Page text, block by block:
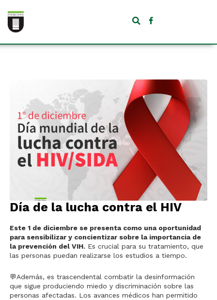
Día de la lucha contra el HIV
Este 1 de diciembre se presenta como una oportunidad
para sensibilizar y concientizar sobre la importancia de
la prevención del VIH. Es crucial para su tratamiento, que
las personas puedan realizarse los estudios a tiempo.
💬Además, es trascendental combatir la desinformación
que sigue produciendo miedo y discriminación sobre las
personas afectadas. Los avances médicos han permitido